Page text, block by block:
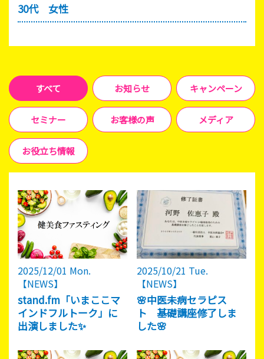
30代 女性
すべて お知らせ キャンペーン
セミナー お客様の声 メディア
お役立ち情報
2025/12/01 Mon.
【NEWS】
stand.fm「いまここマ
インドフルトーク」に
出演しました✨
2025/10/21 Tue.
【NEWS】
🌸中医未病セラピス
ト 基礎講座修了しま
した🌸